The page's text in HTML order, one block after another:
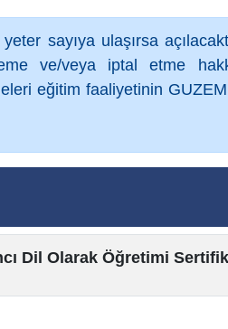
sayıya ulaşırsa
ve/veya iptal etme
eğitim faaliyetinin
Dil Olarak Öğretimi